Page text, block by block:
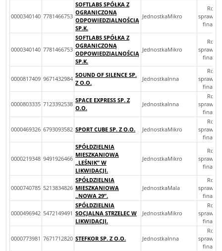
0000340140 7781466753
SOFTLABS SPÓŁKA Z
OGRANICZONĄ
ODPOWIEDZIALNOŚCIĄ
SP.K.
JednostkaMikro
0000340140 7781466753
SOFTLABS SPÓŁKA Z
OGRANICZONĄ
ODPOWIEDZIALNOŚCIĄ
SP.K.
JednostkaMikro
0000817409 9671432984
SOUND OF SILENCE SP.
Z O.O.
JednostkaInna
0000803335 7123392538
SPACE EXPRESS SP. Z
O.O.
JednostkaInna
0000469326 6793093582 SPORT CUBE SP. Z O.O. JednostkaMikro
0000219348 9491926466
SPÓŁDZIELNIA
MIESZKANIOWA
„LEŚNIK” W
LIKWIDACJI.
JednostkaMikro
0000740785 5213834826
SPÓŁDZIELNIA
MIESZKANIOWA
„NOWA 29”.
JednostkaMala
0000496942 5472149491
SPÓŁDZIELNIA
SOCJALNA STRZELEC W
LIKWIDACJI.
JednostkaMikro
0000773981 7671712820 STEFKOR SP. Z O.O. JednostkaInna